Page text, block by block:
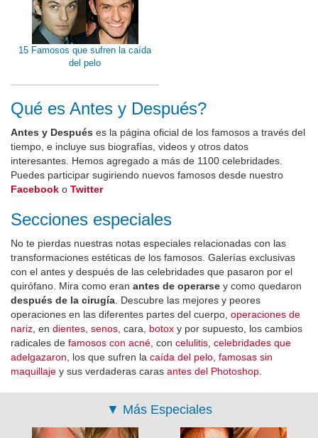
15 Famosos que sufren la caída
del pelo
Qué es Antes y Después?
Antes y Después es la página oficial de los famosos a través del
tiempo, e incluye sus biografías, videos y otros datos
interesantes. Hemos agregado a más de 1100 celebridades.
Puedes participar sugiriendo nuevos famosos desde nuestro
Facebook o Twitter
Secciones especiales
No te pierdas nuestras notas especiales relacionadas con las
transformaciones estéticas de los famosos. Galerías exclusivas
con el antes y después de las celebridades que pasaron por el
quirófano. Mira como eran antes de operarse y como quedaron
después de la cirugía . Descubre las mejores y peores
operaciones en las diferentes partes del cuerpo, operaciones de
nariz , en dientes senos , cara, botox y por supuesto, los cambios
radicales de famosos con acné , con celulitis celebridades que
adelgazaron , los que sufren la caída del pelo famosas sin
maquillaje y sus verdaderas caras antes del Photoshop
▼ Más Especiales